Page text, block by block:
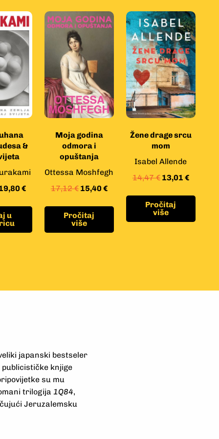
&
€
u
Moja godina
odmora i
opuštanja
Ottessa Moshfegh
17,12€ 15,40 €
Pročitaj
više
Žene drage srcu
mom
Isabel Allende
14,47€ 13,01 €
Pročitaj
više
japanski bestseler
knjige
su mu
trilogija 1Q84,
Jeruzalemsku